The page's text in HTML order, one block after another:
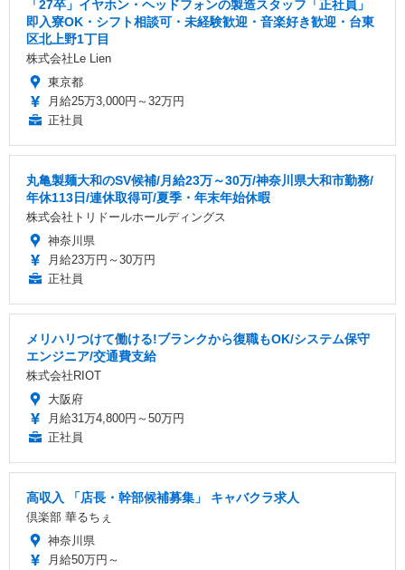
「27卒」イヤホン・ヘッドフォンの製造スタッフ「正社員」
即入寮OK・シフト相談可・未経験歓迎・音楽好き歓迎・台東
区北上野1丁目
株式会社Le Lien
東京都
月給25万3,000円～32万円
正社員
丸亀製麺大和のSV候補/月給23万～30万/神奈川県大和市勤務/
年休113日/連休取得可/夏季・年末年始休暇
株式会社トリドールホールディングス
神奈川県
月給23万円～30万円
正社員
メリハリつけて働ける!ブランクから復職もOK/システム保守
エンジニア/交通費支給
株式会社RIOT
大阪府
月給31万4,800円～50万円
正社員
高収入 「店長・幹部候補募集」 キャバクラ求人
倶楽部 華るちぇ
神奈川県
月給50万円～